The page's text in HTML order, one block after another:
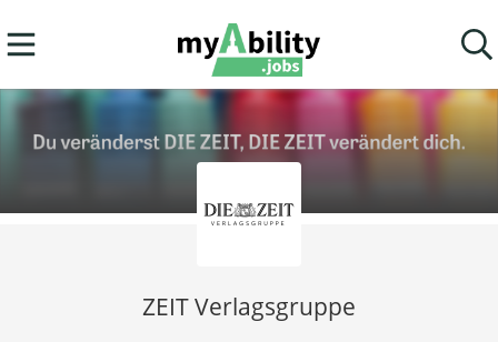
ZEIT Verlagsgruppe